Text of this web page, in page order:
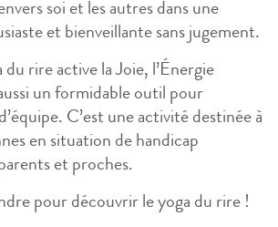
soi et les autres dans une
et bienveillante sans jugement.
du rire active la Joie, l’Énergie
un formidable outil pour
C’est une activité destinée à
en situation de handicap
et proches.
pour découvrir le yoga du rire !